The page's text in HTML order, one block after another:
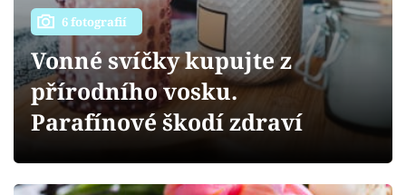
Přihlášení
Sledujte nás
6 fotografií
Vonné svíčky kupujte z
přírodního vosku.
Parafínové škodí zdraví